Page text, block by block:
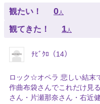
観たい！ 0人
観てきた！ 1人
ﾁﾋﾞｸﾛ（14）
ロック☆オペラ 悲しい結末
作曲布袋さんでこれだけ見
さん・片瀬那奈さん・右近